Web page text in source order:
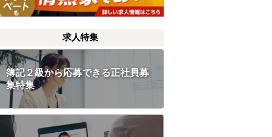
求人特集
簿記２級から応募できる正社員募
集特集